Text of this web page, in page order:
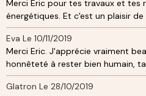
Merci Eric pour tes travaux et tes
énergétiques. Et c'est un plaisir de
Eva Le 10/11/2019
Merci Eric. J'apprécie vraiment
honnêteté à rester bien humain,
Glatron Le 28/10/2019